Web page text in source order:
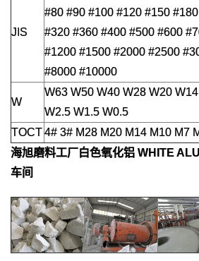
JIS
#80 #90 #100 #120 #150
#320 #360 #400 #500 #600
#1200 #1500 #2000 #2500
#8000 #10000
W
W63 W50 W40 W28 W20
W2.5 W1.5 W0.5
TOCT4# 3# M28 M20 M14 M10 M7
海旭磨料工厂白色氧化铝 WHITE
车间